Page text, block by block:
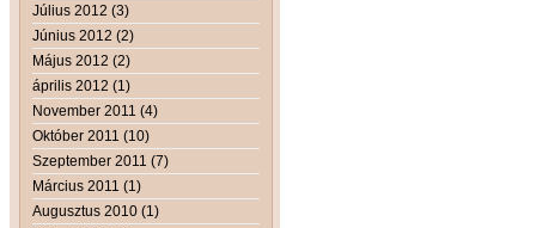
Július 2012 (3)
Június 2012 (2)
Május 2012 (2)
április 2012 (1)
November 2011 (4)
Október 2011 (10)
Szeptember 2011 (7)
Március 2011 (1)
Augusztus 2010 (1)